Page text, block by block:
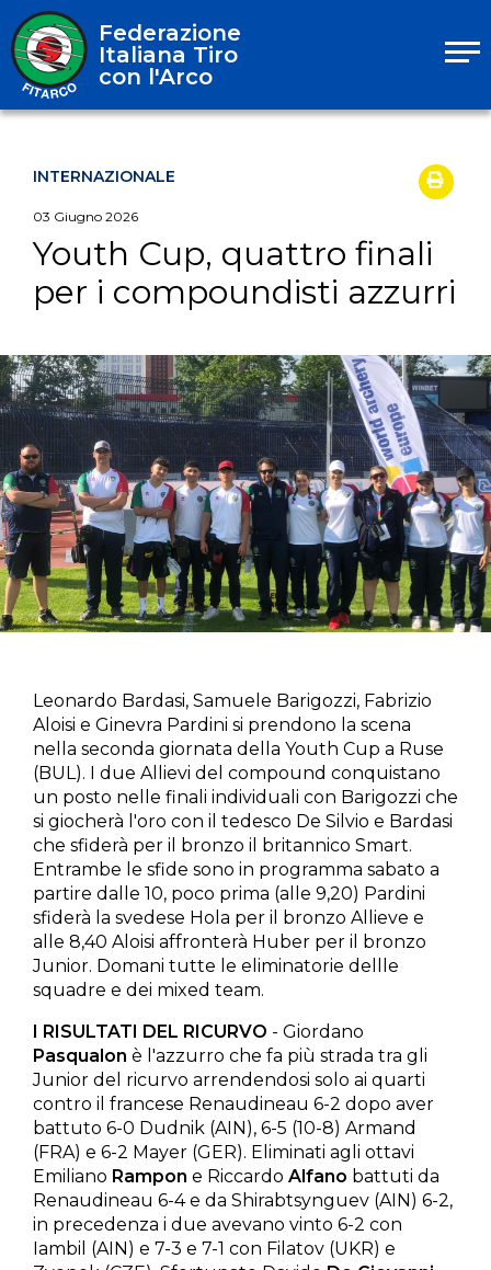
Federazione
Italiana Tiro
con l'Arco
INTERNAZIONALE
03 Giugno 2026
Youth Cup, quattro finali
per i compoundisti azzurri
Leonardo Bardasi, Samuele Barigozzi, Fabrizio
Aloisi e Ginevra Pardini si prendono la scena
nella seconda giornata della Youth Cup a Ruse
(BUL). I due Allievi del compound conquistano
un posto nelle finali individuali con Barigozzi che
si giocherà l'oro con il tedesco De Silvio e Bardasi
che sfiderà per il bronzo il britannico Smart.
Entrambe le sfide sono in programma sabato a
partire dalle 10, poco prima (alle 9,20) Pardini
sfiderà la svedese Hola per il bronzo Allieve e
alle 8,40 Aloisi affronterà Huber per il bronzo
Junior. Domani tutte le eliminatorie dellle
squadre e dei mixed team.
I RISULTATI DEL RICURVO - Giordano
Pasqualon è l'azzurro che fa più strada tra gli
Junior del ricurvo arrendendosi solo ai quarti
contro il francese Renaudineau 6-2 dopo aver
battuto 6-0 Dudnik (AIN), 6-5 (10-8) Armand
(FRA) e 6-2 Mayer (GER). Eliminati agli ottavi
Emiliano Rampon e Riccardo Alfano battuti da
Renaudineau 6-4 e da Shirabtsynguev (AIN) 6-2,
in precedenza i due avevano vinto 6-2 con
Iambil (AIN) e 7-3 e 7-1 con Filatov (UKR) e